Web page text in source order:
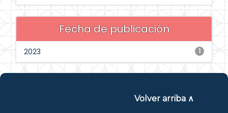
Fecha de publicación
1
2023
Volver arriba ∧